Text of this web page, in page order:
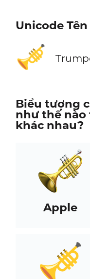
Unicode Tên
🎺
Biểu tượng
như thế nào
khác nhau?
Apple